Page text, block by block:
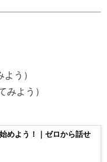
う）
みよう）
めよう！｜ゼロから話せ